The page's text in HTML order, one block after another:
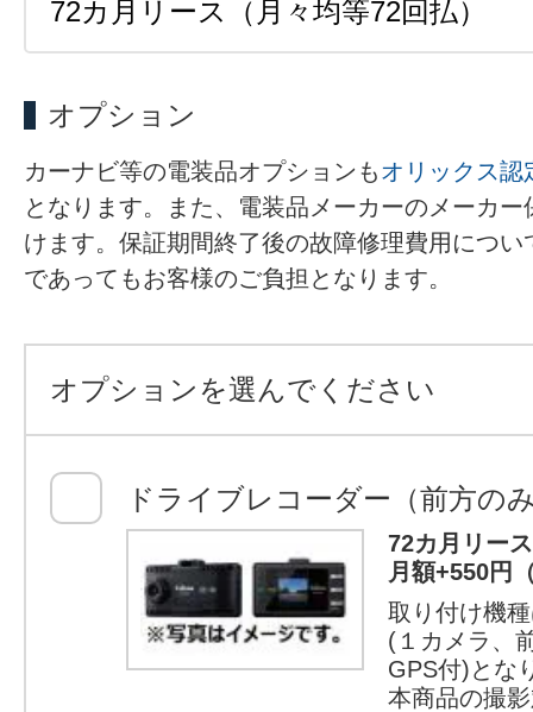
オプション
カーナビ等の電装品オプションもオリックス認
となります。また、電装品メーカーのメーカ
けます。保証期間終了後の故障修理費用につ
であってもお客様のご負担となります。
オプションを選んでください
ドライブレコーダー（前方の
72カ月リー
月額+550円
取り付け機
(１カメラ、
GPS付)とな
本商品の撮